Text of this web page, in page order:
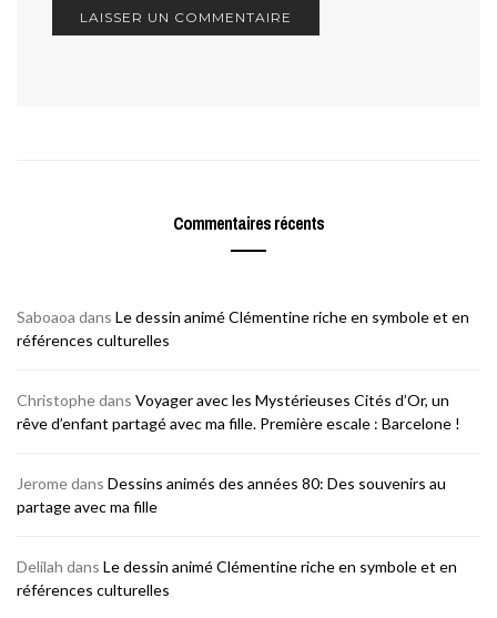
Commentaires récents
Saboaoa dans Le dessin animé Clémentine riche en symbole et en
références culturelles
Christophedans Voyager avec les Mystérieuses Cités d’Or, un
rêve d’enfant partagé avec ma fille. Première escale : Barcelone !
Jeromedans Dessins animés des années 80: Des souvenirs au
partage avec ma fille
Delilah dans Le dessin animé Clémentine riche en symbole et en
références culturelles